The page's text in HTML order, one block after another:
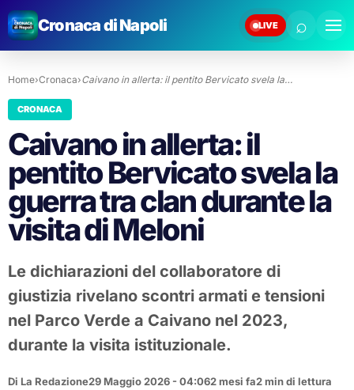
Cronaca di Napoli LIVE ⌕
Home›Cronaca›Caivano in allerta: il pentito Bervicato svela la…
CRONACA
Caivano in allerta: il
pentito Bervicato svela la
guerra tra clan durante la
visita di Meloni
Le dichiarazioni del collaboratore di
giustizia rivelano scontri armati e tensioni
nel Parco Verde a Caivano nel 2023,
durante la visita istituzionale.
Di La Redazione29 Maggio 2026 - 04:062 mesi fa2 min di lettura